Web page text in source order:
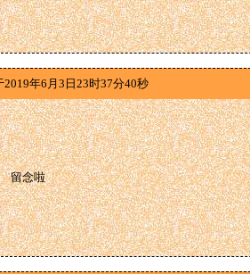
2019年6月3日23时37分40秒
留念啦